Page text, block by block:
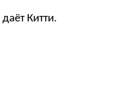
Китти.